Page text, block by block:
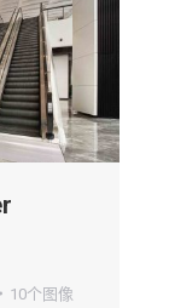
10个图像